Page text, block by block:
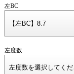
左BC
左度数